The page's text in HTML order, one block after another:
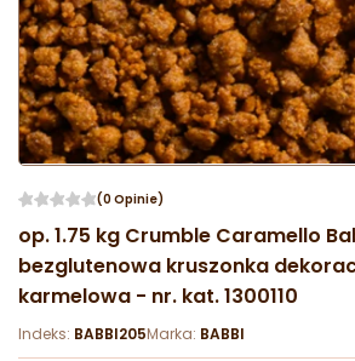
(0 Opinie)
op. 1.75 kg Crumble Caramello
bezglutenowa kruszonka
karmelowa - nr. kat. 1300110
Indeks: BABBI205Marka: BABBI